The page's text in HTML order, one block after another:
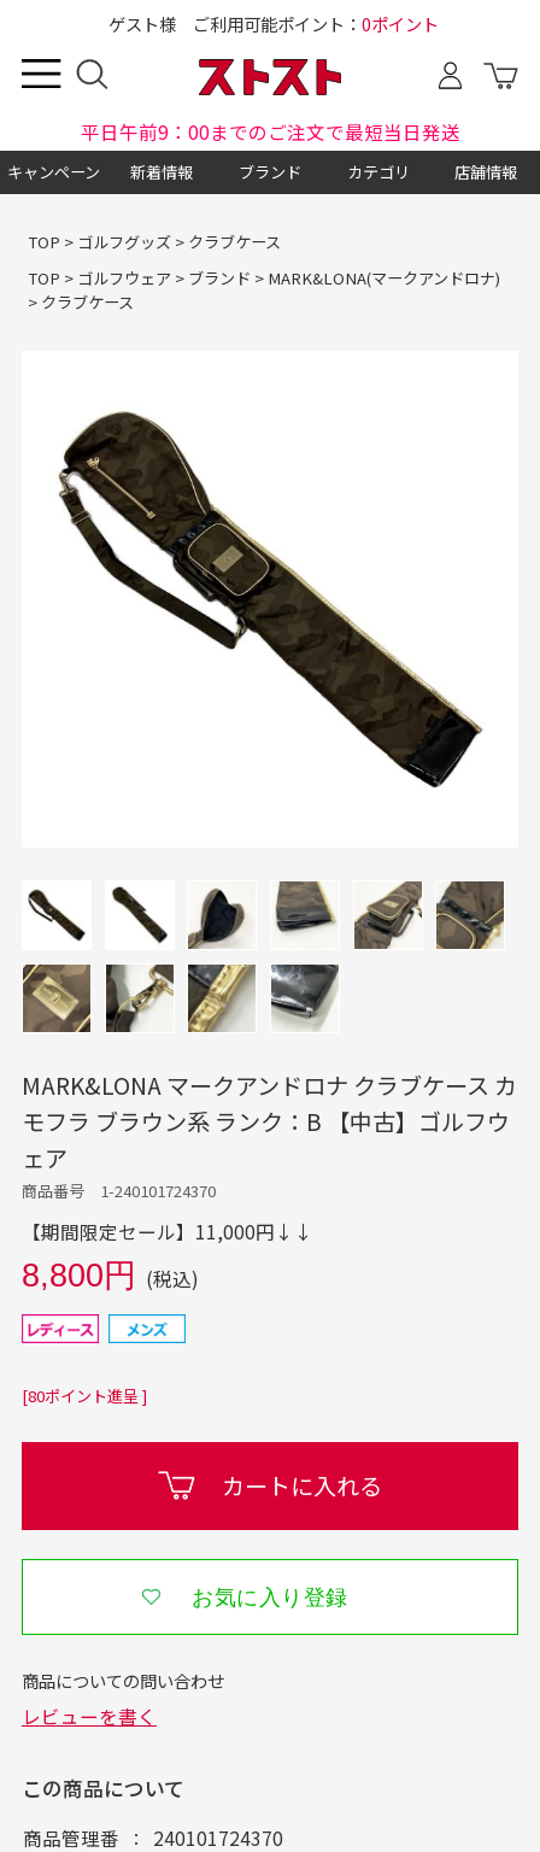
ゲスト様 ご利用可能ポイント： 0ポイント
平日午前9：00までのご注文で最短当日発送
キャンペーン 新着情報 ブランド カテゴリ 店舗情報
TOP > ゴルフグッズ> クラブケース
TOP > ゴルフウェア > ブランド > MARK&LONA(マークアンドロナ)
> クラブケース
MARK&LONA マークアンドロナ クラブケース カ
モフラ ブラウン系 ランク：B 【中古】ゴルフウ
ェア
商品番号 1-240101724370
【期間限定セール】11,000円↓↓
8,800円 (税込)
[80ポイント進呈 ]
カートに入れる
お気に入り登録
この商品について
商品管理番
240101724370